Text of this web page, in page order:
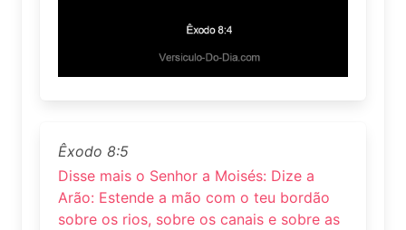
Êxodo 8:5
Disse mais o Senhor a Moisés: Dize a
Arão: Estende a mão com o teu bordão
sobre os rios, sobre os canais e sobre as